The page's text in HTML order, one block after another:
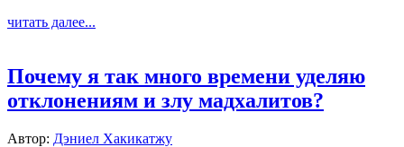
читать далее...
Почему я так много времени уделяю
отклонениям и злу мадхалитов?
Автор: Дэниел Хакикатжу